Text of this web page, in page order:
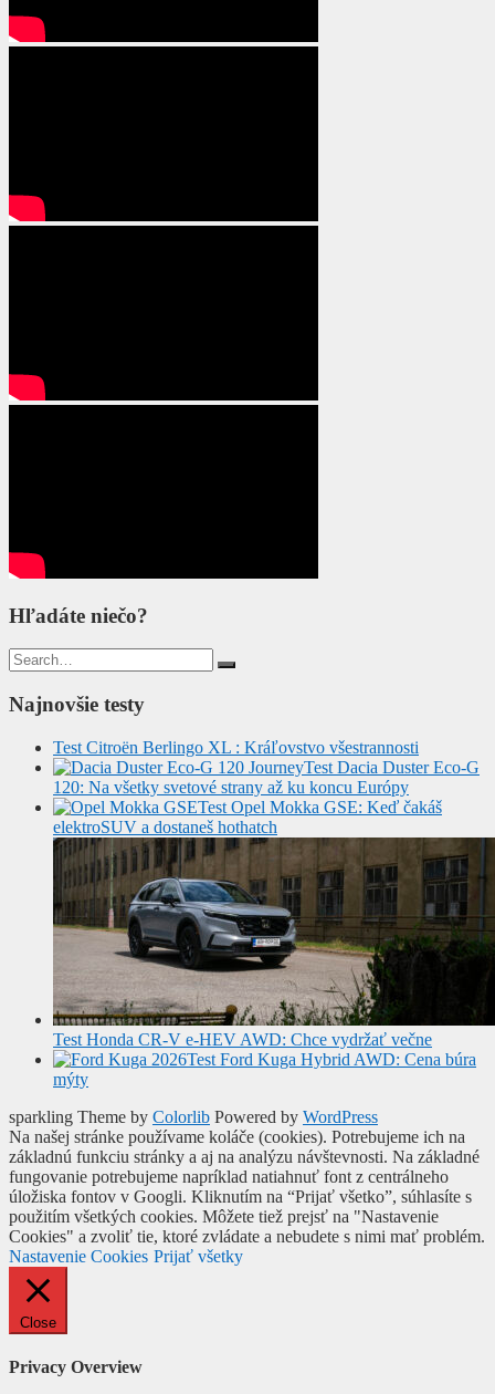
Hľadáte niečo?
Search
for:
Najnovšie testy
Test Citroën Berlingo XL : Kráľovstvo všestrannosti
Test Dacia Duster Eco-G
120: Na všetky svetové strany až ku koncu Európy
Test Opel Mokka GSE: Keď čakáš
elektroSUV a dostaneš hothatch
Test Honda CR-V e-HEV AWD: Chce vydržať večne
Test Ford Kuga Hybrid AWD: Cena búra
mýty
sparkling Theme by Colorlib Powered by WordPress
Na našej stránke používame koláče (cookies). Potrebujeme ich na
základnú funkciu stránky a aj na analýzu návštevnosti. Na základné
fungovanie potrebujeme napríklad natiahnuť font z centrálneho
úložiska fontov v Googli. Kliknutím na “Prijať všetko”, súhlasíte s
použitím všetkých cookies. Môžete tiež prejsť na "Nastavenie
Cookies" a zvoliť tie, ktoré zvládate a nebudete s nimi mať problém.
Nastavenie Cookies Prijať všetky
Close
Privacy Overview